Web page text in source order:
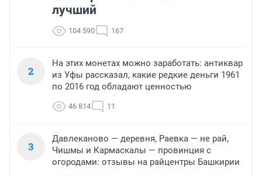
лучший
104 590 167
2
На этих монетах можно заработать: антиквар
из Уфы рассказал, какие редкие деньги 1961
по 2016 год обладают ценностью
46 814 11
3
Давлеканово — деревня, Раевка — не рай,
Чишмы и Кармаскалы — провинция с
огородами: отзывы на райцентры Башкирии